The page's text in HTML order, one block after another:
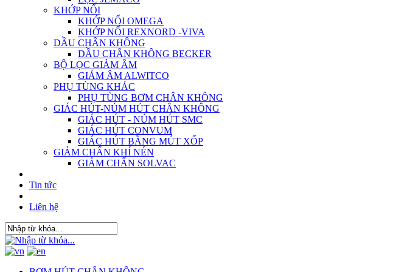
KHỚP NỐI
KHỚP NỐI OMEGA
KHỚP NỐI REXNORD -VIVA
DẦU CHÂN KHÔNG
DẦU CHÂN KHÔNG BECKER
BỘ LỌC GIẢM ÂM
GIẢM ÂM ALWITCO
PHỤ TÙNG KHÁC
PHỤ TÙNG BƠM CHÂN KHÔNG
GIÁC HÚT-NÚM HÚT CHÂN KHÔNG
GIÁC HÚT - NÚM HÚT SMC
GIÁC HÚT CONVUM
GIÁC HÚT BẰNG MÚT XỐP
GIẢM CHẤN KHÍ NÉN
GIẢM CHẤN SOLVAC
Tin tức
Liên hệ